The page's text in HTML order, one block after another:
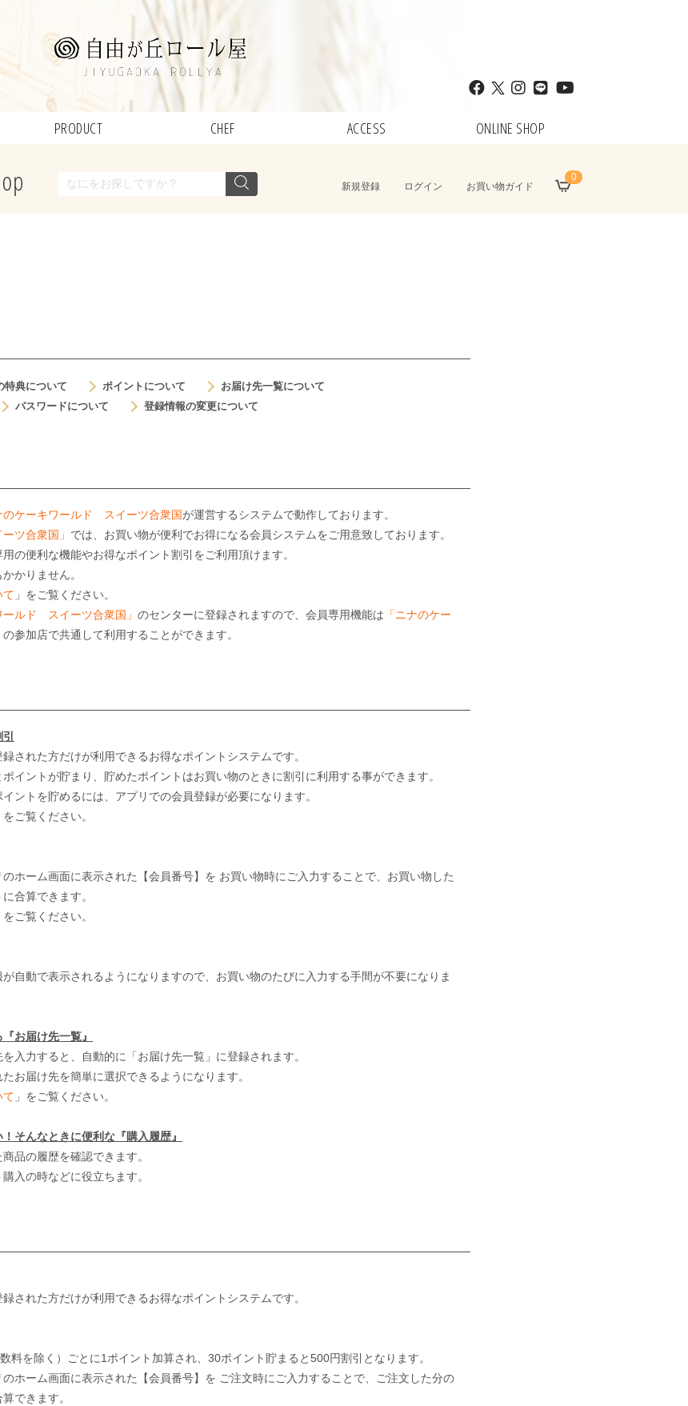
PRODUCT CHEF ACCESS ONLINE SHOP
新規登録 ログイン お買い物ガイド
0
特典について ポイントについて
お届け先一覧について
パスワードについて 登録情報の変更について
のケーキワールド スイーツ合衆国が運営するシステムで動作しております。
ツ合衆国」 では、お買い物が便利でお得になる会員システムをご用意致しております。
の便利な機能やお得なポイント割引をご利用頂けます。
かりません。
て 」をご覧ください。
ールド スイーツ合衆国」 のセンターに登録されますので、会員専用機能は 「ニナのケー
の参加店で共通して利用することができます。
された方だけが利用できるお得なポイントシステムです。
イントが貯まり、貯めたポイントはお買い物のときに割引に利用する事ができます。
ントを貯めるには、アプリでの会員登録が必要になります。
をご覧ください。
ホーム画面に表示された【会員番号】を お買い物時にご入力することで、お買い物した
合算できます。
をご覧ください。
自動で表示されるようになりますので、お買い物のたびに入力する手間が不要になりま
お届け先一覧』
入力すると、自動的に「お届け先一覧」に登録されます。
お届け先を簡単に選択できるようになります。
て 」をご覧ください。
そんなときに便利な『購入履歴』
品の履歴を確認できます。
入の時などに役立ちます。
された方だけが利用できるお得なポイントシステムです。
料を除く）ごとに1ポイント加算され、30ポイント貯まると500円割引となります。
ホーム画面に表示された【会員番号】を ご注文時にご入力することで、ご注文した分の
できます。